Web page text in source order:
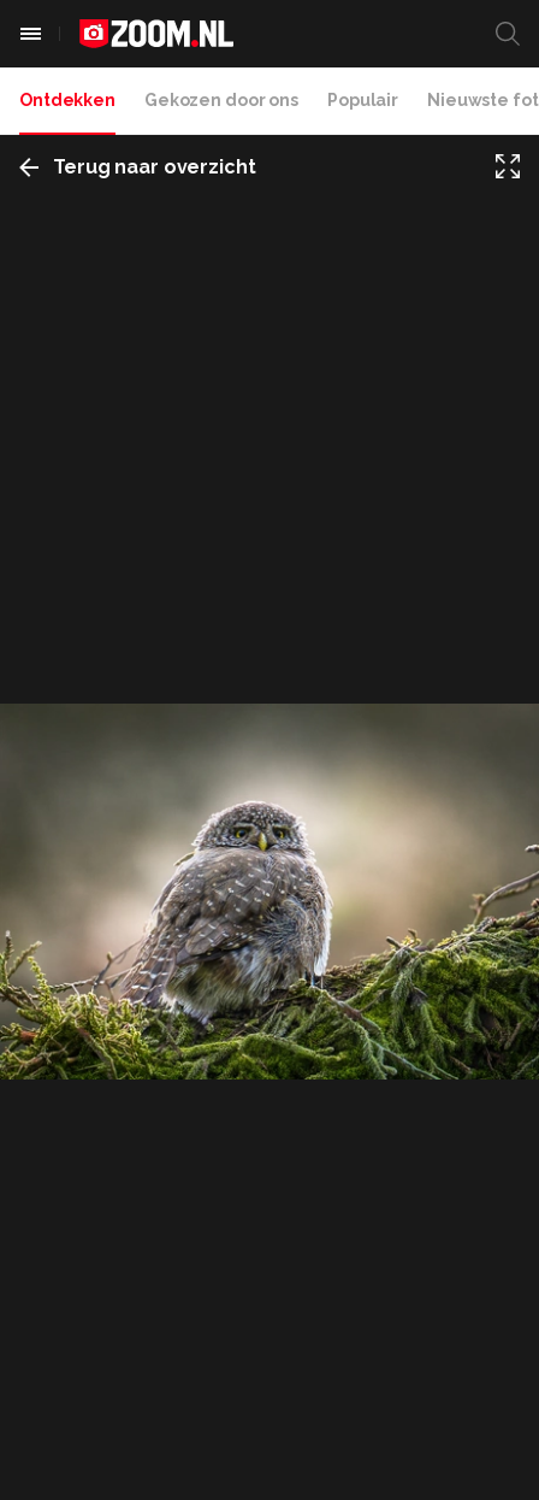
Ontdekken Gekozen door ons Populair Nieuwste
Terug naar overzicht